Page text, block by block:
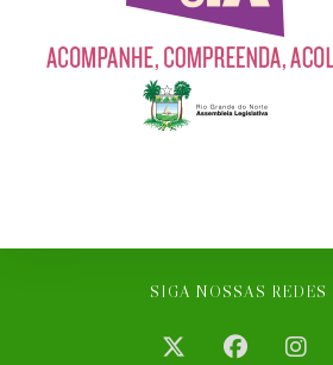
SIGA NOSSAS